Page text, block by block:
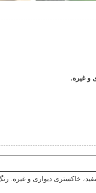
و غیره.
خاکستری دیواری و غیره.